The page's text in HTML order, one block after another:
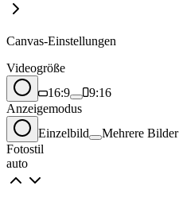
Canvas-Einstellungen
Videogröße
16:9
9:16
Anzeigemodus
Einzelbild
Mehrere Bilder
Fotostil
auto